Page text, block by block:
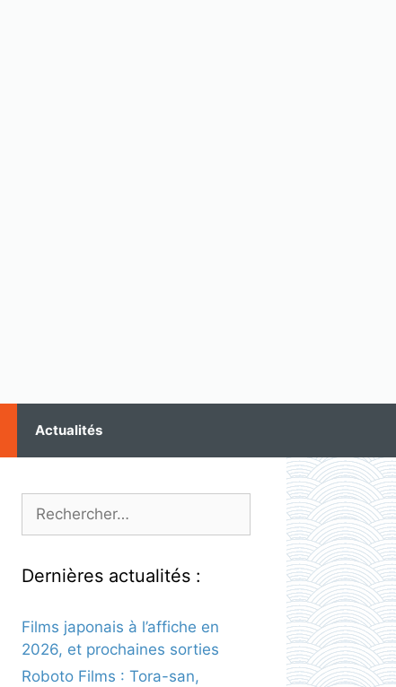
Actualités
Rechercher :
Dernières actualités :
Films japonais à l’affiche en
2026, et prochaines sorties
Roboto Films : Tora-san,